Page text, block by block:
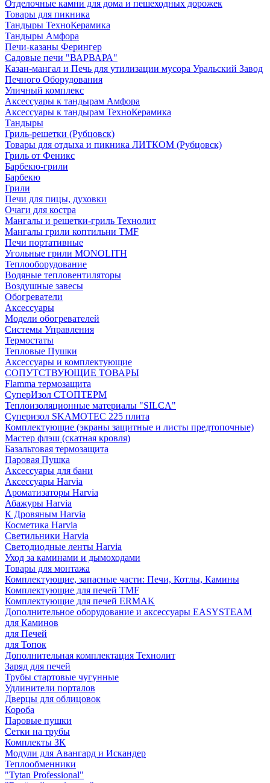
Отделочные камни для дома и пешеходных дорожек
Товары для пикника
Тандыры ТехноКерамика
Тандыры Амфора
Печи-казаны Ферингер
Садовые печи "ВАРВАРА"
Казан-мангал и Печь для утилизации мусора Уральский Завод
Печного Оборудования
Уличный комплекс
Аксессуары к тандырам Амфора
Аксессуары к тандырам ТехноКерамика
Тандыры
Гриль-решетки (Рубцовск)
Товары для отдыха и пикника ЛИТКОМ (Рубцовск)
Гриль от Феникс
Барбекю-грили
Барбекю
Грили
Печи для пицы, духовки
Очаги для костра
Мангалы и решетки-гриль Технолит
Мангалы грили коптильни TMF
Печи портативные
Угольные грили MONOLITH
Теплооборудование
Водяные тепловентиляторы
Воздушные завесы
Обогреватели
Аксессуары
Модели обогревателей
Системы Управления
Термостаты
Тепловые Пушки
Аксессуары и комплектующие
СОПУТСТВУЮЩИЕ ТОВАРЫ
Flamma термозащита
СуперИзол СТОПТЕРМ
Теплоизоляционные материалы "SILCA"
Суперизол SKAMOTEC 225 плита
Комплектующие (экраны защитные и листы предтопочные)
Мастер флэш (скатная кровля)
Базальтовая термозащита
Паровая Пушка
Аксессуары для бани
Аксессуары Harvia
Ароматизаторы Harvia
Абажуры Harvia
К Дровяным Harvia
Косметика Harvia
Светильники Harvia
Светодиодные ленты Harvia
Уход за каминами и дымоходами
Товары для монтажа
Комплектующие, запасные части: Печи, Котлы, Камины
Комплектующие для печей TMF
Комплектующие для печей ERMAK
Дополнительное оборудование и аксессуары EASYSTEAM
для Каминов
для Печей
для Топок
Дополнительная комплектация Технолит
Заряд для печей
Трубы стартовые чугунные
Удлинители порталов
Дверцы для облицовок
Короба
Паровые пушки
Сетки на трубы
Комплекты ЗК
Модули для Авангард и Искандер
Теплообменники
"Tytan Professional"